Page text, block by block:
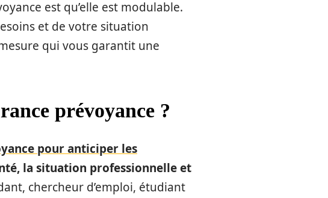
est qu’elle est modulable.
et de votre situation
qui vous garantit une
prévoyance ?
pour anticiper les
la situation professionnelle et
chercheur d’emploi, étudiant